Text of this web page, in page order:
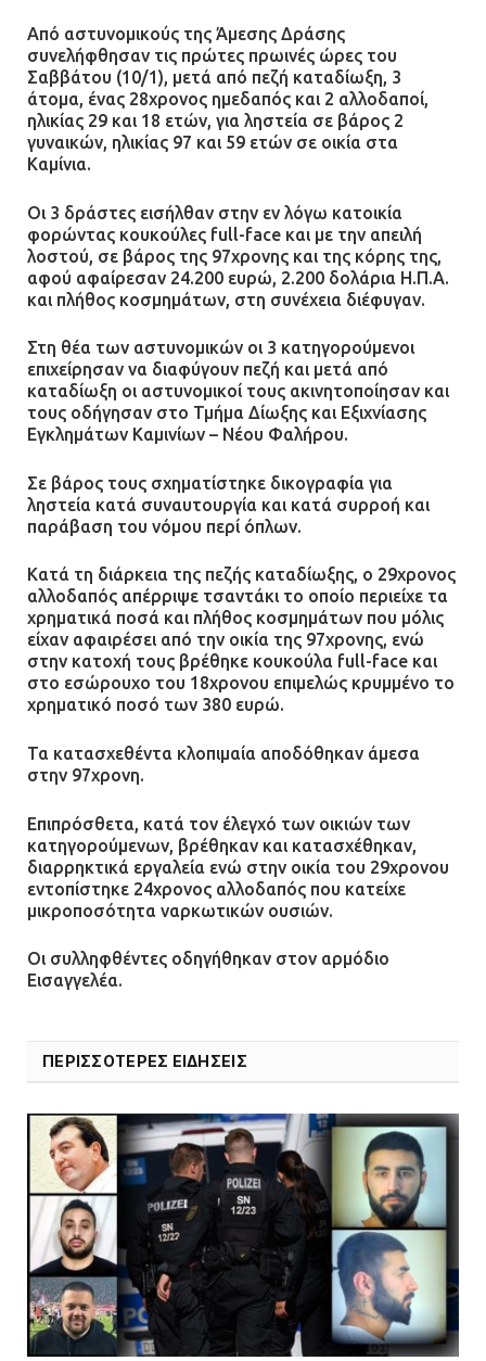
Από αστυνομικούς της Άμεσης Δράσης
συνελήφθησαν τις πρώτες πρωινές ώρες του
Σαββάτου (10/1), μετά από πεζή καταδίωξη, 3
άτομα, ένας 28χρονος ημεδαπός και 2 αλλοδαποί,
ηλικίας 29 και 18 ετών, για ληστεία σε βάρος 2
γυναικών, ηλικίας 97 και 59 ετών σε οικία στα
Καμίνια.
Οι 3 δράστες εισήλθαν στην εν λόγω κατοικία
φορώντας κουκούλες full-face και με την απειλή
λοστού, σε βάρος της 97χρονης και της κόρης της,
αφού αφαίρεσαν 24.200 ευρώ, 2.200 δολάρια Η.Π.Α.
και πλήθος κοσμημάτων, στη συνέχεια διέφυγαν.
Στη θέα των αστυνομικών οι 3 κατηγορούμενοι
επιχείρησαν να διαφύγουν πεζή και μετά από
καταδίωξη οι αστυνομικοί τους ακινητοποίησαν και
τους οδήγησαν στο Τμήμα Δίωξης και Εξιχνίασης
Εγκλημάτων Καμινίων – Νέου Φαλήρου.
Σε βάρος τους σχηματίστηκε δικογραφία για
ληστεία κατά συναυτουργία και κατά συρροή και
παράβαση του νόμου περί όπλων.
Κατά τη διάρκεια της πεζής καταδίωξης, ο 29χρονος
αλλοδαπός απέρριψε τσαντάκι το οποίο περιείχε τα
χρηματικά ποσά και πλήθος κοσμημάτων που μόλις
είχαν αφαιρέσει από την οικία της 97χρονης, ενώ
στην κατοχή τους βρέθηκε κουκούλα full-face και
στο εσώρουχο του 18χρονου επιμελώς κρυμμένο το
χρηματικό ποσό των 380 ευρώ.
Τα κατασχεθέντα κλοπιμαία αποδόθηκαν άμεσα
στην 97χρονη.
Επιπρόσθετα, κατά τον έλεγχό των οικιών των
κατηγορούμενων, βρέθηκαν και κατασχέθηκαν,
διαρρηκτικά εργαλεία ενώ στην οικία του 29χρονου
εντοπίστηκε 24χρονος αλλοδαπός που κατείχε
μικροποσότητα ναρκωτικών ουσιών.
Οι συλληφθέντες οδηγήθηκαν στον αρμόδιο
Εισαγγελέα.
ΠΕΡΙΣΣΟΤΕΡΕΣ ΕΙΔΗΣΕΙΣ